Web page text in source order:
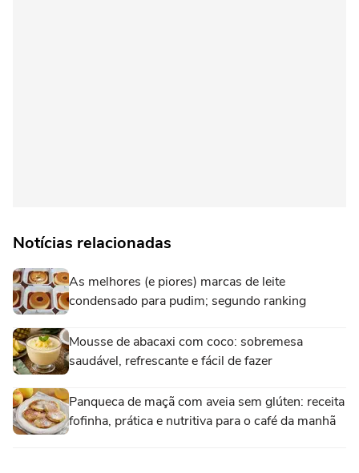
Notícias relacionadas
As melhores (e piores) marcas de leite
condensado para pudim; segundo ranking
Mousse de abacaxi com coco: sobremesa
saudável, refrescante e fácil de fazer
Panqueca de maçã com aveia sem glúten: receita
fofinha, prática e nutritiva para o café da manhã